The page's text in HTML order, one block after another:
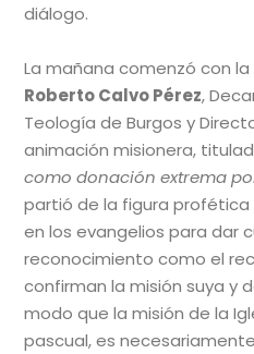
diálogo.
La mañana comenzó con
Roberto Calvo Pérez,
Teología de Burgos y
animación misionera,
como donación extrema
partió de la figura profética
en los evangelios para dar
reconocimiento como el
confirman la misión suya y
modo que la misión de la
pascual, es